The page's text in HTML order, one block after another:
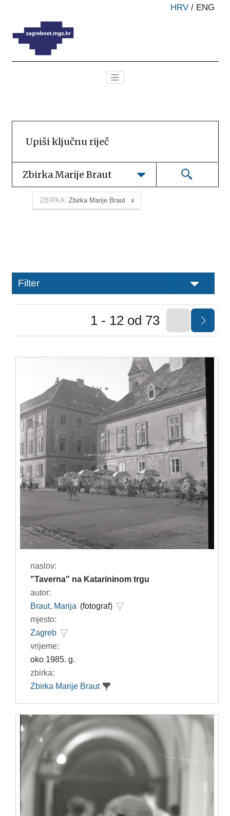
HRV / ENG
Zbirka Marije Braut
ZBIRKA: Zbirka Marije Braut
Filter
1 - 12 od 73
naslov:
"Taverna" na Katarininom trgu
autor:
Braut, Marija (fotograf)
mjesto:
Zagreb
vrijeme:
oko 1985. g.
zbirka:
Zbirka Marije Braut